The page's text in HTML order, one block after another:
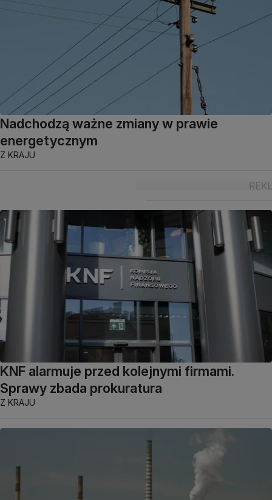
Nadchodzą ważne zmiany w prawie
energetycznym
Z KRAJU
KNF alarmuje przed kolejnymi firmami.
Sprawy zbada prokuratura
Z KRAJU